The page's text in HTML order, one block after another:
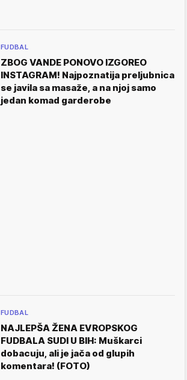
FUDBAL
ZBOG VANDE PONOVO IZGOREO
INSTAGRAM! Najpoznatija preljubnica
se javila sa masaže, a na njoj samo
jedan komad garderobe
FUDBAL
NAJLEPŠA ŽENA EVROPSKOG
FUDBALA SUDI U BIH: Muškarci
dobacuju, ali je jača od glupih
komentara! (FOTO)